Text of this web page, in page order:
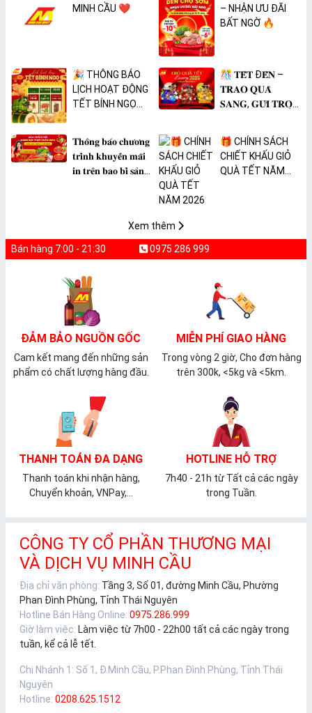
MINH CẦU ❤️
– NHẬN ƯU ĐÃI
BẤT NGỜ 🔥
🎉 THÔNG BÁO
LỊCH HOẠT ĐỘNG
TẾT BÍNH NGỌ
🎊 𝐓𝐄̂́𝐓 Đ𝐄̂́𝐍 –
𝐓𝐑𝐀𝐎 𝐐𝐔𝐀̀
𝐒𝐀𝐍𝐆, 𝐆𝐔̛̉𝐈 𝐓𝐑𝐎̣𝐍
𝐓𝐡𝐨̂𝐧𝐠 𝐛𝐚́𝐨 𝐜𝐡𝐮̛𝐨̛𝐧𝐠
𝐭𝐫𝐢̀𝐧𝐡 𝐤𝐡𝐮𝐲𝐞̂́𝐧 𝐦𝐚̃𝐢
𝐢𝐧 𝐭𝐫𝐞̂𝐧 𝐛𝐚𝐨 𝐛𝐢̀ 𝐬𝐚̉𝐧
🎁 CHÍNH SÁCH
CHIẾT KHẤU GIỎ
QUÀ TẾT NĂM
Xem thêm
Bán hàng 7:00 - 21:30 0975 286 999
ĐẢM BẢO NGUỒN GỐC
Cam kết mang đến những sản
phẩm có chất lượng hàng đầu.
MIỄN PHÍ GIAO HÀNG
Trong vòng 2 giờ, Cho đơn hàng
trên 300k, <5kg và <5km.
THANH TOÁN ĐA DẠNG
Thanh toán khi nhận hàng,
Chuyển khoản, VNPay,...
HOTLINE HỖ TRỢ
7h40 - 21h từ Tất cả các ngày
trong Tuần.
CÔNG TY CỔ PHẦN THƯƠNG MẠI
VÀ DỊCH VỤ MINH CẦU
Địa chỉ văn phòng: Tầng 3, Số 01, đường Minh Cầu, Phường
Phan Đình Phùng, Tỉnh Thái Nguyên
Hotline Bán Hàng Online: 0975.286.999
Giờ làm việc: Làm việc từ 7h00 - 22h00 tất cả các ngày trong
tuần, kể cả lễ tết.
Chi Nhánh 1 : Số 1, Đ.Minh Cầu, P.Phan Đình Phùng, Tỉnh Thái
Nguyên
Hotline: 0208.625.1512